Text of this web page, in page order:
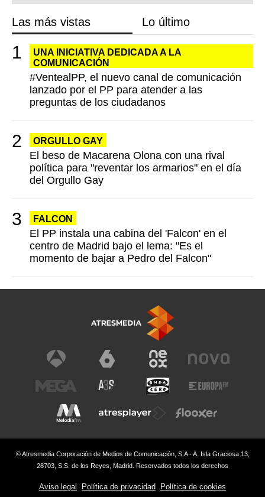
Las más vistas Lo último
UNA INICIATIVA DEDICADA A LA
COMUNICACIÓN
#VentealPP, el nuevo canal de comunicación
lanzado por el PP para atender a las
preguntas de los ciudadanos
ORGULLO GAY
El beso de Macarena Olona con una rival
política para "reventar los armarios" en el día
del Orgullo Gay
FALCON
El PP instala una cabina del 'Falcon' en el
centro de Madrid bajo el lema: "Es el
momento de bajar a Pedro del Falcon"
© Atresmedia Corporación de Medios de Comunicación, S.A - A. Isla Graciosa 13,
28703, S.S. de los Reyes, Madrid. Reservados todos los derechos
Aviso legal Política de privacidad Política de cookies